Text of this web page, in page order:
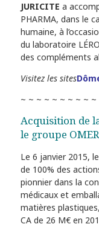
JURICITE a
PHARMA, dans le
humaine, à
du laboratoire
des compléments
Visitez les sites
~ ~ ~ ~ ~ ~ ~ ~ ~
Acquisition de
le groupe
Le 6 janvier 2015,
de 100% des
pionnier dans la
médicaux et
matières
CA de 26 M€ en